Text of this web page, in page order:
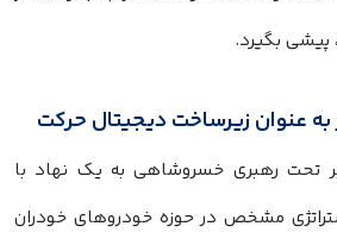
سال 2026، اوبر تحت رهبری خسروشاهی به یک نهاد با
مشخص در حوزه خودروهای خودران